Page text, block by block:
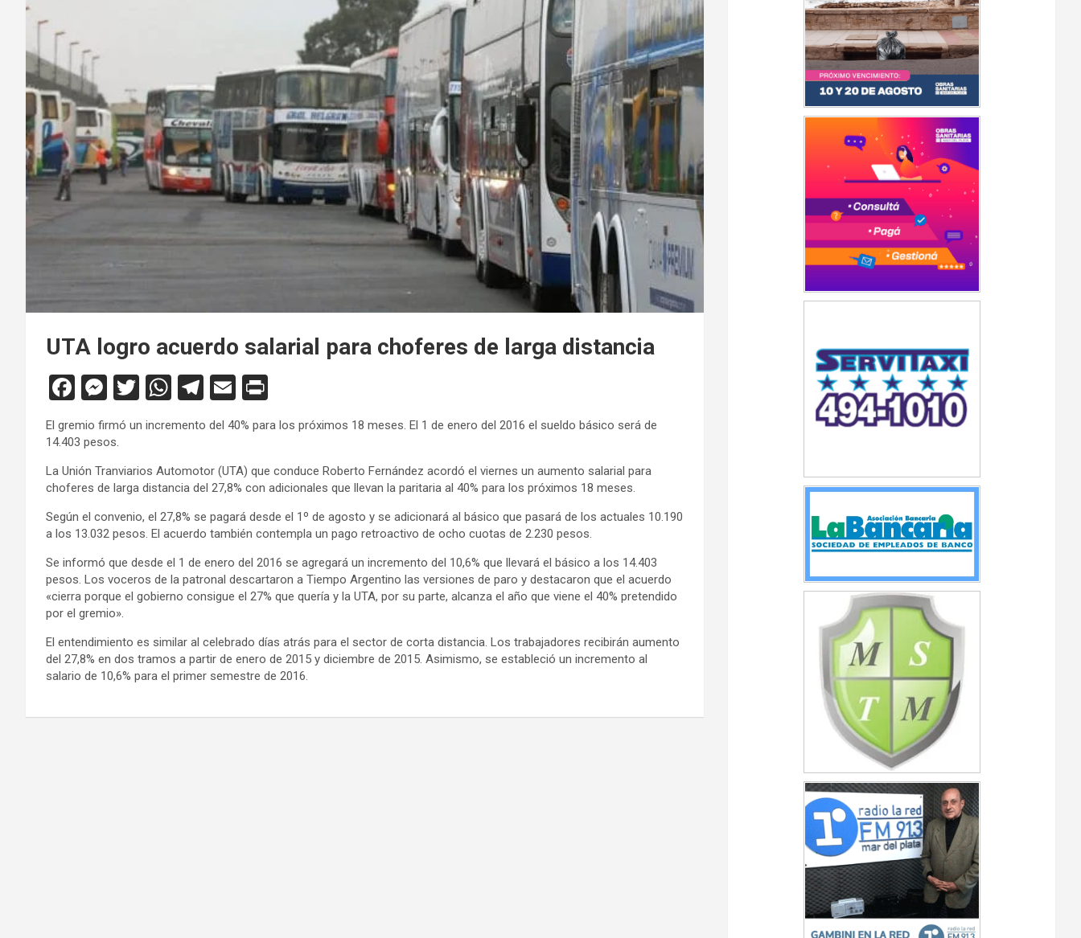
UTA logro acuerdo salarial para choferes de larga distancia
F
a
ce
b
o
o
k
M
es
se
n
g
er
T
wi
tt
er
W
at
s
A
p
p
T
el
e
gr
a
m
E
m
ail
in
tF
ri
e
n
dl
y
El gremio firmó un incremento del 40% para los próximos 18 meses. El 1 de enero del 2016 el sueldo básico será de
14.403 pesos.
La Unión Tranviarios Automotor (UTA) que conduce Roberto Fernández acordó el viernes un aumento salarial para
choferes de larga distancia del 27,8% con adicionales que llevan la paritaria al 40% para los próximos 18 meses.
Según el convenio, el 27,8% se pagará desde el 1º de agosto y se adicionará al básico que pasará de los actuales 10.190
a los 13.032 pesos. El acuerdo también contempla un pago retroactivo de ocho cuotas de 2.230 pesos.
Se informó que desde el 1 de enero del 2016 se agregará un incremento del 10,6% que llevará el básico a los 14.403
pesos. Los voceros de la patronal descartaron a Tiempo Argentino las versiones de paro y destacaron que el acuerdo
«cierra porque el gobierno consigue el 27% que quería y la UTA, por su parte, alcanza el año que viene el 40% pretendido
por el gremio».
El entendimiento es similar al celebrado días atrás para el sector de corta distancia. Los trabajadores recibirán aumento
del 27,8% en dos tramos a partir de enero de 2015 y diciembre de 2015. Asimismo, se estableció un incremento al
salario de 10,6% para el primer semestre de 2016.